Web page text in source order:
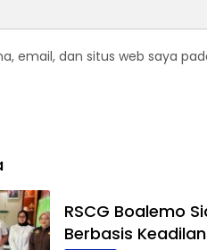
email, dan situs web saya
RSCG Boalemo
Berbasis